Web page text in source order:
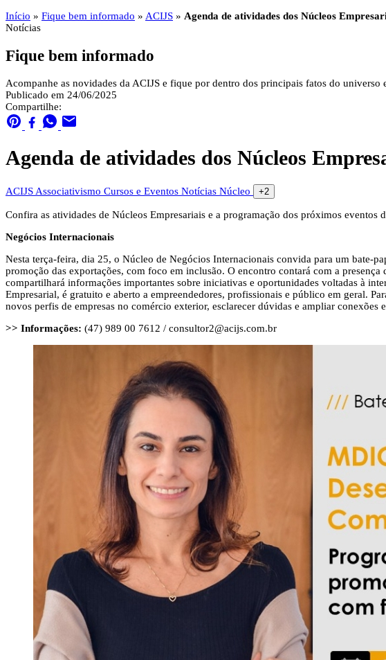
Início » Fique bem informado » ACIJS » Agenda de atividades dos Núcleos
Notícias
Fique bem informado
Acompanhe as novidades da ACIJS e fique por dentro dos principais fatos do universo
Publicado em 24/06/2025
Compartilhe:
Agenda de atividades dos Núcleos
ACIJS Associativismo Cursos e Eventos Notícias Núcleo +2
Confira as atividades de Núcleos Empresariais e a programação dos próximos
Negócios Internacionais
Nesta terça-feira, dia 25, o Núcleo de Negócios Internacionais convida para um bate-
promoção das exportações, com foco em inclusão. O encontro contará com a
compartilhará informações importantes sobre iniciativas e oportunidades voltadas à
Empresarial, é gratuito e aberto a empreendedores, profissionais e público em geral.
novos perfis de empresas no comércio exterior, esclarecer dúvidas e ampliar conexões
>> Informações: (47) 989 00 7612 / consultor2@acijs.com.br